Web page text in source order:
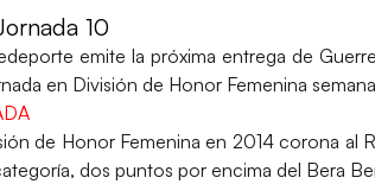
10
emite la próxima entrega de
en División de Honor Femenina
de Honor Femenina en 2014 corona al
dos puntos por encima del Bera